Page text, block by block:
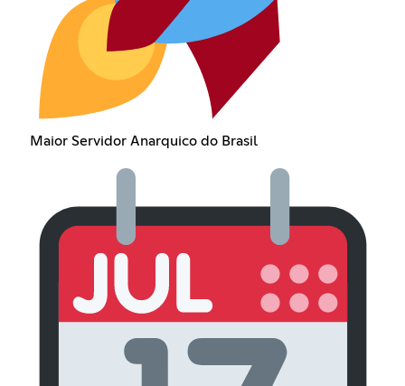
Maior Servidor Anarquico do Brasil